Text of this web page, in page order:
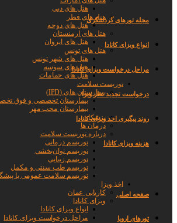
مجله تورهای گردشگری
انواع ویزای کانادا
مراحل درخواست ویزای کانادا
درخواست تجدید نظر ویزا
روند پیگیری اخذ ویزای کانادا
هزینه ویزای کانادا
صفحه اصلی
تورهای اروپا
هتل های دبی
هتل های قطر
هتل های دوحه
هتل های ارمنستان
هتل های ایروان
هتل های تونس
هتل های شهر تونس
هتل های سوسه
هتل های حمامات
توریست سلامت
بیمارستان های (IPD)
بیمارستان تخصصی و فوق
بیمارستان محب مهر
پزشکان
درمان ها
درباره توریست سلامت
توریسم درمانی
توریسم توان‌بخشی
توریسم زیبایی
توریسم طب سنتی و مکمل
توریسم سلامت عمومی یا
اخذ ویزا
کاریابی عمان
ویزای کانادا
انواع ویزای کانادا
مراحل درخواست ویزای کانادا